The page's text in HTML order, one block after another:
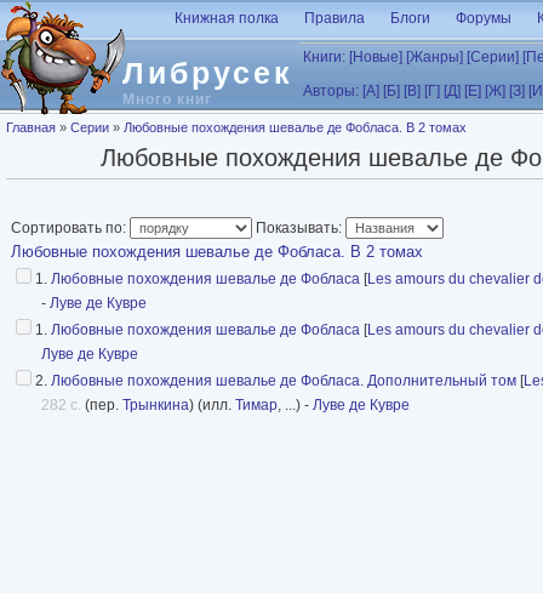
Перейти к основному содержанию
Либрусек
Много книг
Книжная полка Правила Блоги Форумы
Книги: [Новые] [Жанры] [Серии]
Авторы: [А] [Б] [В] [Г] [Д] [Е] [Ж] [З]
Вы здесь
Главная » Серии » Любовные похождения шевалье де Фобласа. В 2 томах
Любовные похождения шевалье де
Сортировать по: Показывать:
Любовные похождения шевалье де Фобласа. В 2 томах
1. Любовные похождения шевалье де Фобласа [Les amours du chevalier
- Луве де Кувре
1. Любовные похождения шевалье де Фобласа [Les amours du chevalier
Луве де Кувре
2. Любовные похождения шевалье де Фобласа. Дополнительный том [
282 с. (пер. Трынкина) (илл. Тимар, ...) - Луве де Кувре